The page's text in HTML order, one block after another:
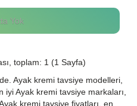
Yok
toplam: 1 (1 Sayfa)
Ayak kremi tavsiye modelleri,
Ayak kremi tavsiye markaları,
kremi tavsiye fiyatları, en